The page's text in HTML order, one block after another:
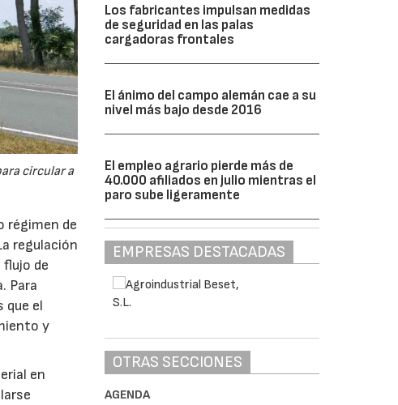
circular a
régimen de
regulación
de
Para
que el
y
en
Los fabricantes impulsan medidas
de seguridad en las palas
cargadoras frontales
El ánimo del campo alemán cae a su
nivel más bajo desde 2016
El empleo agrario pierde más de
40.000 afiliados en julio mientras el
paro sube ligeramente
EMPRESAS DESTACADAS
OTRAS SECCIONES
AGENDA